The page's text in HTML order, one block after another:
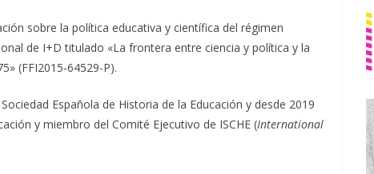
sobre la política educativa y científica del régimen
de I+D titulado «La frontera entre ciencia y política y la
(FFI2015-64529-P).
Española de Historia de la Educación y desde 2019
y miembro del Comité Ejecutivo de ISCHE (International